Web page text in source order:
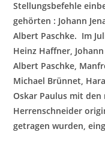
Stellungsbefehle
gehörten : Johann
Albert Paschke. Im
Heinz Haffner, Johann
Albert Paschke,
Michael Brünnet,
Oskar Paulus mit
Herrenschneider
getragen wurden,